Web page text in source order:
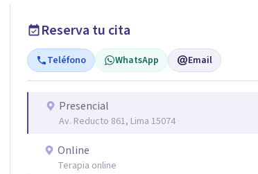
Reserva tu cita
Teléfono WhatsApp Email
Presencial
Av. Reducto 861, Lima 15074
Online
Terapia online